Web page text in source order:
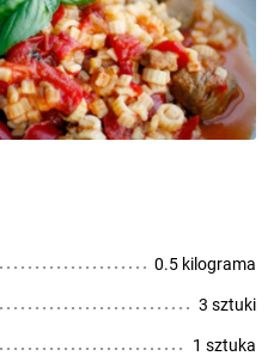
0.5 kilograma
3 sztuki
1 sztuka